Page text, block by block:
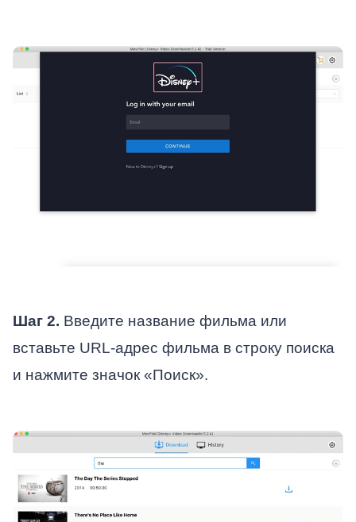
Шаг 2. Введите название фильма или
вставьте URL-адрес фильма в строку поиска
и нажмите значок «Поиск».